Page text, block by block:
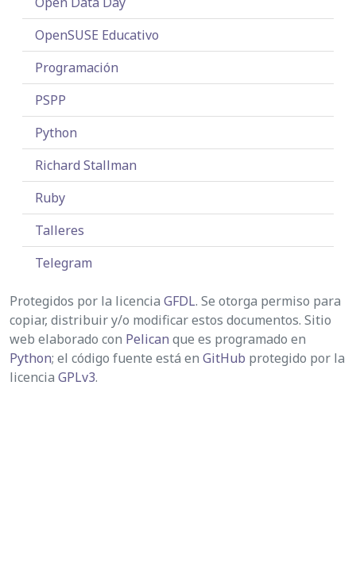
OpenSUSE Educativo
Programación
PSPP
Python
Richard Stallman
Ruby
Talleres
Telegram
Protegidos por la licencia GFDL. Se otorga permiso para
copiar, distribuir y/o modificar estos documentos. Sitio
web elaborado con Pelican que es programado en
Python; el código fuente está en GitHub protegido por la
licencia GPLv3.